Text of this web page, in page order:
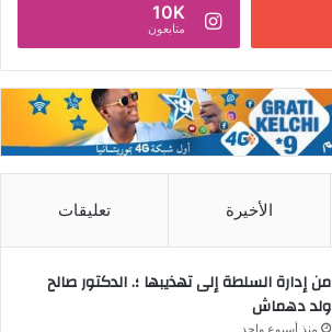
10K
متابعون
الأخيرة تعليقات
من إدارة السلطة إلى تهذيبها ؛. الدكتور صالح
ولد دهماش